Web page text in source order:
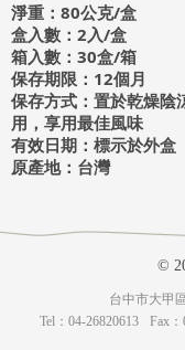
淨重：80公克/盒
盒入數：2入/盒
箱入數：30盒/箱
保存期限：12個月
保存方式：置於乾燥陰
用，享用最佳風味
有效日期：標示於外盒
原產地：台灣
©
台中市大甲
Tel：04-26820613
Fax：